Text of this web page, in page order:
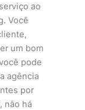
ao
Você
um bom
pode
agência
por
não há